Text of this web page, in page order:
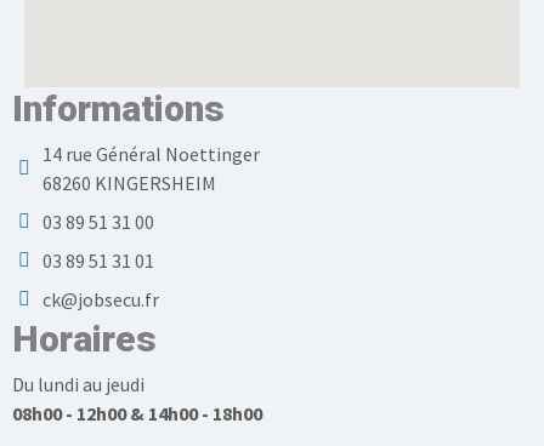
Informations
14 rue Général Noettinger
68260 KINGERSHEIM
03 89 51 31 00
03 89 51 31 01
ck@jobsecu.fr
Horaires
Du lundi au jeudi
08h00 - 12h00 & 14h00 - 18h00